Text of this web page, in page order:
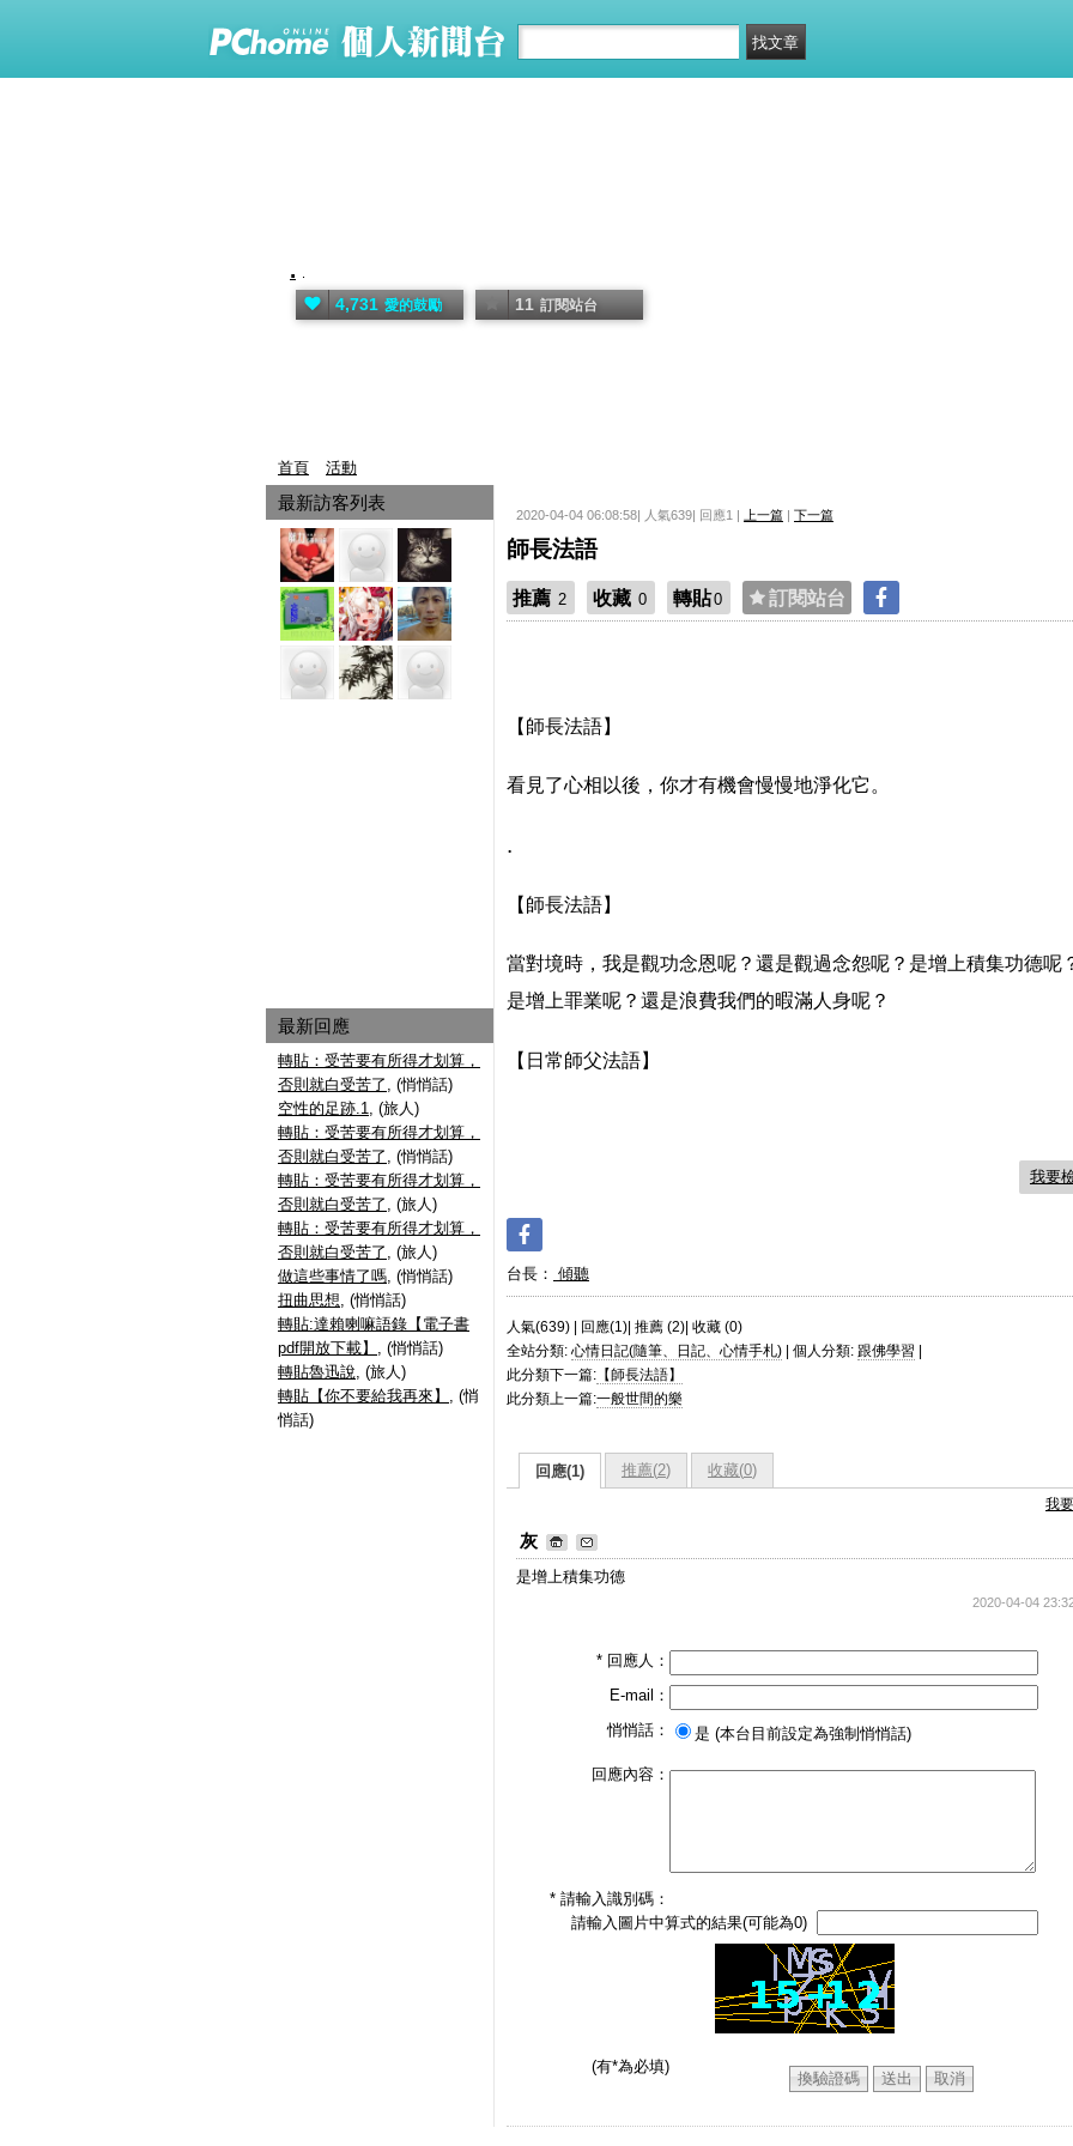
.
4,731 愛的鼓勵 11 訂閱站台
首頁 活動
2020-04-04 06:08:58| 人氣639| 回應1 | 上一篇 | 下一篇
師長法語
推薦 2 收藏 0 轉貼0 訂閱站台
【師長法語】
看見了心相以後，你才有機會慢慢地淨化它。
.
【師長法語】
當對境時，我是觀功念恩呢？還是觀過念怨呢？是增上積集功德呢
是增上罪業呢？還是浪費我們的暇滿人身呢？
【日常師父法語】
我要
台長： 傾聽
人氣(639) | 回應(1)| 推薦 (2)| 收藏 (0)
全站分類: 心情日記(隨筆、日記、心情手札) | 個人分類: 跟佛學習
此分類下一篇: 【師長法語】
此分類上一篇:一般世間的樂
回應(1) 推薦(2) 收藏(0)
我
灰
是增上積集功德
2020-04-04
* 回應人：
E-mail：
悄悄話：
是 (本台目前設定為強制悄悄話)
回應內容：
* 請輸入識別碼：
請輸入圖片中算式的結果(可能為0)
(有*為必填)
最新訪客列表
最新回應
轉貼：受苦要有所得才划算，
否則就白受苦了 , (悄悄話)
空性的足跡.1, (旅人)
轉貼：受苦要有所得才划算，
否則就白受苦了 , (悄悄話)
轉貼：受苦要有所得才划算，
否則就白受苦了 , (旅人)
轉貼：受苦要有所得才划算，
否則就白受苦了 , (旅人)
做這些事情了嗎, (悄悄話)
扭曲思想, (悄悄話)
轉貼:達賴喇嘛語錄【電子書
pdf開放下載】 , (悄悄話)
轉貼魯迅說, (旅人)
轉貼【你不要給我再來】 , (悄
悄話)